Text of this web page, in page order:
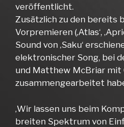
veröffentlicht.
Zusätzlich zu den bereits
Vorpremieren (‚Atlas‘,
Sound von ‚Saku‘
elektronischer Song, bei
und Matthew McBriar mit
zusammengearbeitet
‚Wir lassen uns beim
breiten Spektrum von